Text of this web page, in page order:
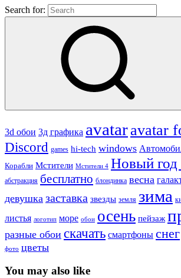
Search for:
3d обои 3д графика avataravatar
Discord games hi-tech windows
Корабли Мстители Мстители 4 Новый год
абстракция бесплатно блондинка весна
девушка заставка звезды земля зима
листья логотип море обои осень пейзаж
разные обои скачать смартфоны снег
фото цветы
You may also like